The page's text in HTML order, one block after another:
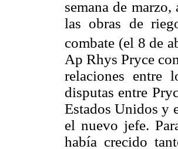
semana de
las obras de
combate (el 8 de
Ap Rhys Pryce
relaciones entre
disputas entre
Estados Unidos y
el nuevo jefe.
había crecido